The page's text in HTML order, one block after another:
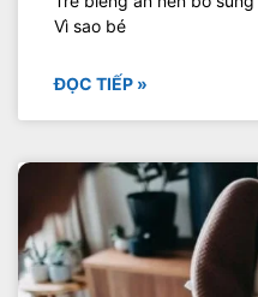
Vì sao bé
ĐỌC TIẾP »